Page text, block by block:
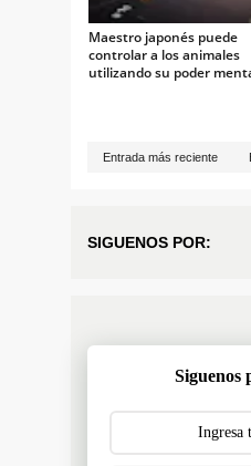
Maestro japonés puede
controlar a los animales
utilizando su poder
Entrada más reciente
SIGUENOS POR:
Siguenos